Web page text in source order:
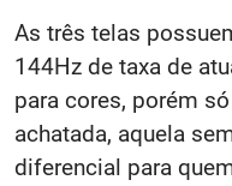
As três telas
144Hz de taxa de
para cores, porém
achatada, aquela
diferencial para